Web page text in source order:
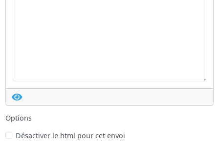
Options
Désactiver le html pour cet envoi